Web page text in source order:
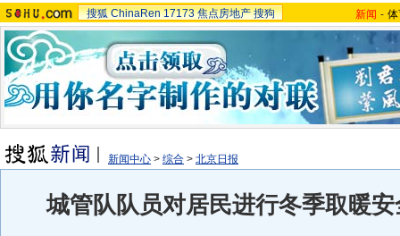
搜狐 ChinaRen 17173 焦点房地产 搜狗 新闻 -
新闻中心 > 综合 > 北京日报
城管队队员对居民进行冬季取暖